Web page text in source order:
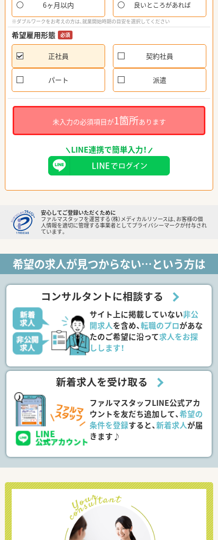
6ヶ月以内 良いところがあれば
※ダブルワークをお考えの方は、就業開始時期の目安を選択してください
希望雇用形態 必須
正社員 契約社員
パート 派遣
未入力の必須項目が1箇所あります
LINE連携で簡単入力！
安心してご登録いただくために
ファルマスタッフを運営する（株）メディカルリソースは、お客様の個
人情報を適切に管理する事業者としてプライバシーマークが付与され
ています。
希望の求人が見つからない…という方は
コンサルタントに相談する
サイト上に掲載していない非公
開求人を含め、転職のプロがあな
たのご希望に沿って求人をお探
しします！
新着求人を受け取る
ファルマスタッフLINE公式アカ
ウントを友だち追加して、希望の
条件を登録すると、新着求人が届
きます♪